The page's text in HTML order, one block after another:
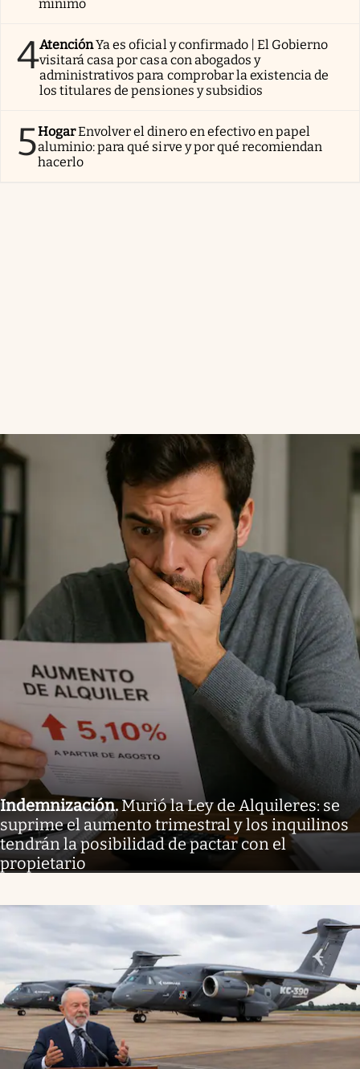
mínimo
4AtenciónYa es oficial y confirmado | El Gobierno
visitará casa por casa con abogados y
administrativos para comprobar la existencia de
los titulares de pensiones y subsidios
5HogarEnvolver el dinero en efectivo en papel
aluminio: para qué sirve y por qué recomiendan
hacerlo
Indemnización.Murió la Ley de Alquileres: se
suprime el aumento trimestral y los inquilinos
tendrán la posibilidad de pactar con el
propietario